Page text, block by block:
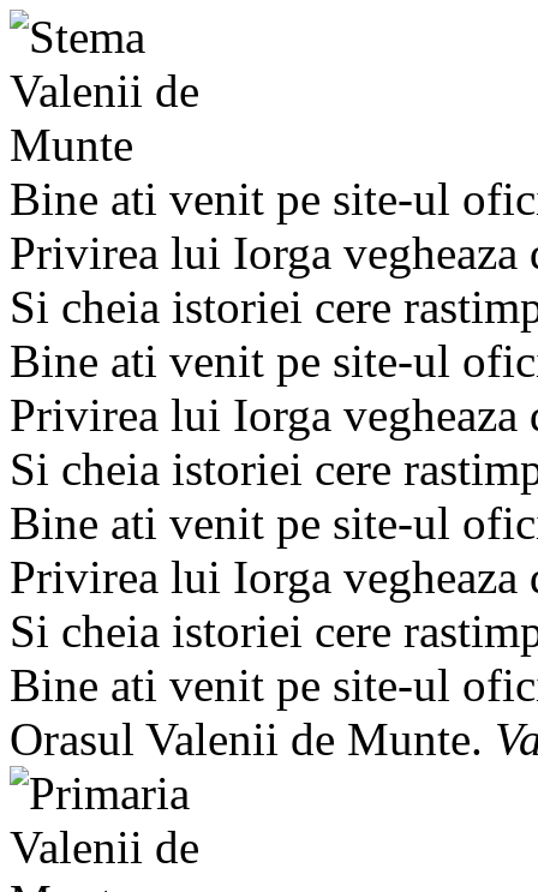
Bine ati venit pe site-ul
Privirea lui Iorga
Si cheia istoriei cere
Bine ati venit pe site-ul
Privirea lui Iorga
Si cheia istoriei cere
Bine ati venit pe site-ul
Privirea lui Iorga
Si cheia istoriei cere
Bine ati venit pe site-ul
Orasul Valenii de Munte.